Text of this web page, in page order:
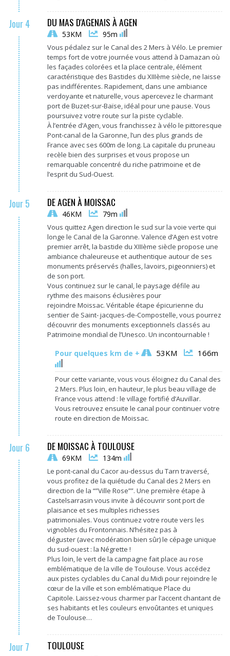
Jour 4 DU MAS D'AGENAIS À AGEN
53KM 95m
Vous pédalez sur le Canal des 2 Mers à Vélo. Le premier
temps fort de votre journée vous attend à Damazan où
les façades colorées et la place centrale, élément
caractéristique des Bastides du XIIIème siècle, ne laisse
pas indifférentes. Rapidement, dans une ambiance
verdoyante et naturelle, vous apercevez le charmant
port de Buzet-sur-Baïse, idéal pour une pause. Vous
poursuivez votre route sur la piste cyclable.
À l’entrée d’Agen, vous franchissez à vélo le pittoresque
Pont-canal de la Garonne,l’un des plus grands de
France avec ses 600m de long. La capitale du pruneau
recèle bien des surprises et vous propose un
remarquable concentré du riche patrimoine et de
l’esprit du Sud-Ouest.
Jour 5 DE AGEN À MOISSAC
46KM 79m
Vous quittez Agen direction le sud sur la voie verte qui
longe le Canal de la Garonne. Valence d’Agen est votre
premier arrêt, la bastide du XIIIème siècle propose une
ambiance chaleureuse et authentique autour de ses
monuments préservés (halles, lavoirs, pigeonniers)et
de son port.
Vous continuez sur le canal, le paysage défile au
rythme des maisons éclusières pour
rejoindre Moissac. Véritable étape épicurienne du
sentier de Saint-jacques-de-Compostelle, vous pourrez
découvrir des monuments exceptionnels classés au
Patrimoine mondial de l’Unesco. Un incontournable !
Pour quelques km de + 53KM 166m
Pour cette variante, vous vous éloignez du Canal des
2 Mers. Plus loin, en hauteur, le plus beau village de
France vous attend : le village fortifié d’Auvillar.
Vous retrouvez ensuite le canal pour continuer votre
route en direction de Moissac.
Jour 6 DE MOISSAC À TOULOUSE
69KM 134m
Le pont-canal du Cacorau-dessus du Tarn traversé,
vous profitez de la quiétude du Canal des 2 Mers en
direction de la “”Ville Rose””. Une première étape à
Castelsarrasin vous invite à découvrir sont port de
plaisance et ses multiples richesses
patrimoniales. Vous continuez votre route vers les
vignobles du Frontonnais. N’hésitez pas à
déguster (avec modération bien sûr)le cépage unique
du sud-ouest : la Négrette !
Plus loin, le vert de la campagne fait place au rose
emblématique de la ville de Toulouse. Vous accédez
aux pistes cyclables du Canal du Midi pour rejoindre le
cœur de la ville et son emblématique Place du
Capitole. Laissez-vous charmer par l’accent chantant de
ses habitants et les couleurs envoûtantes et uniques
de Toulouse…
Jour 7 TOULOUSE